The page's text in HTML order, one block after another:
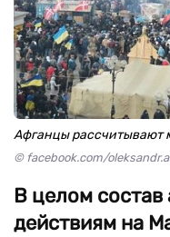
Афганцы рассчитывают
© facebook.com/
В целом состав
действиям на